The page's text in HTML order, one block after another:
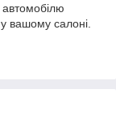
вашому салоні.